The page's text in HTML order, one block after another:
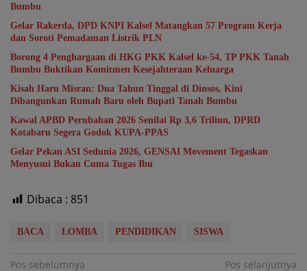
Bumbu
Gelar Rakerda, DPD KNPI Kalsel Matangkan 57 Program Kerja
dan Soroti Pemadaman Listrik PLN
Borong 4 Penghargaan di HKG PKK Kalsel ke-54, TP PKK Tanah
Bumbu Buktikan Komitmen Kesejahteraan Keluarga
Kisah Haru Misran: Dua Tahun Tinggal di Dinsos, Kini
Dibangunkan Rumah Baru oleh Bupati Tanah Bumbu
Kawal APBD Perubahan 2026 Senilai Rp 3,6 Triliun, DPRD
Kotabaru Segera Godok KUPA-PPAS
Gelar Pekan ASI Sedunia 2026, GENSAI Movement Tegaskan
Menyusui Bukan Cuma Tugas Ibu
Dibaca : 851
BACA LOMBA PENDIDIKAN SISWA
Navigasi
Pos sebelumnya Pos selanjutnya